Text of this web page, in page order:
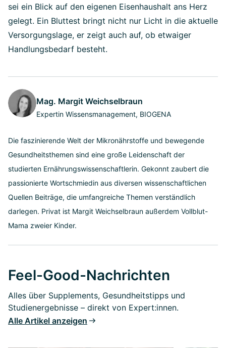
sei ein Blick auf den eigenen Eisenhaushalt ans Herz
gelegt. Ein Bluttest bringt nicht nur Licht in die aktuelle
Versorgungslage, er zeigt auch auf, ob etwaiger
Handlungsbedarf besteht.
Mag. Margit Weichselbraun
Expertin Wissensmanagement, BIOGENA
Die faszinierende Welt der Mikronährstoffe und bewegende
Gesundheitsthemen sind eine große Leidenschaft der
studierten Ernährungswissenschaftlerin. Gekonnt zaubert die
passionierte Wortschmiedin aus diversen wissenschaftlichen
Quellen Beiträge, die umfangreiche Themen verständlich
darlegen. Privat ist Margit Weichselbraun außerdem Vollblut-
Mama zweier Kinder.
Feel-Good-Nachrichten
Alles über Supplements, Gesundheitstipps und
Studienergebnisse – direkt von Expert:innen.
Alle Artikel anzeigen